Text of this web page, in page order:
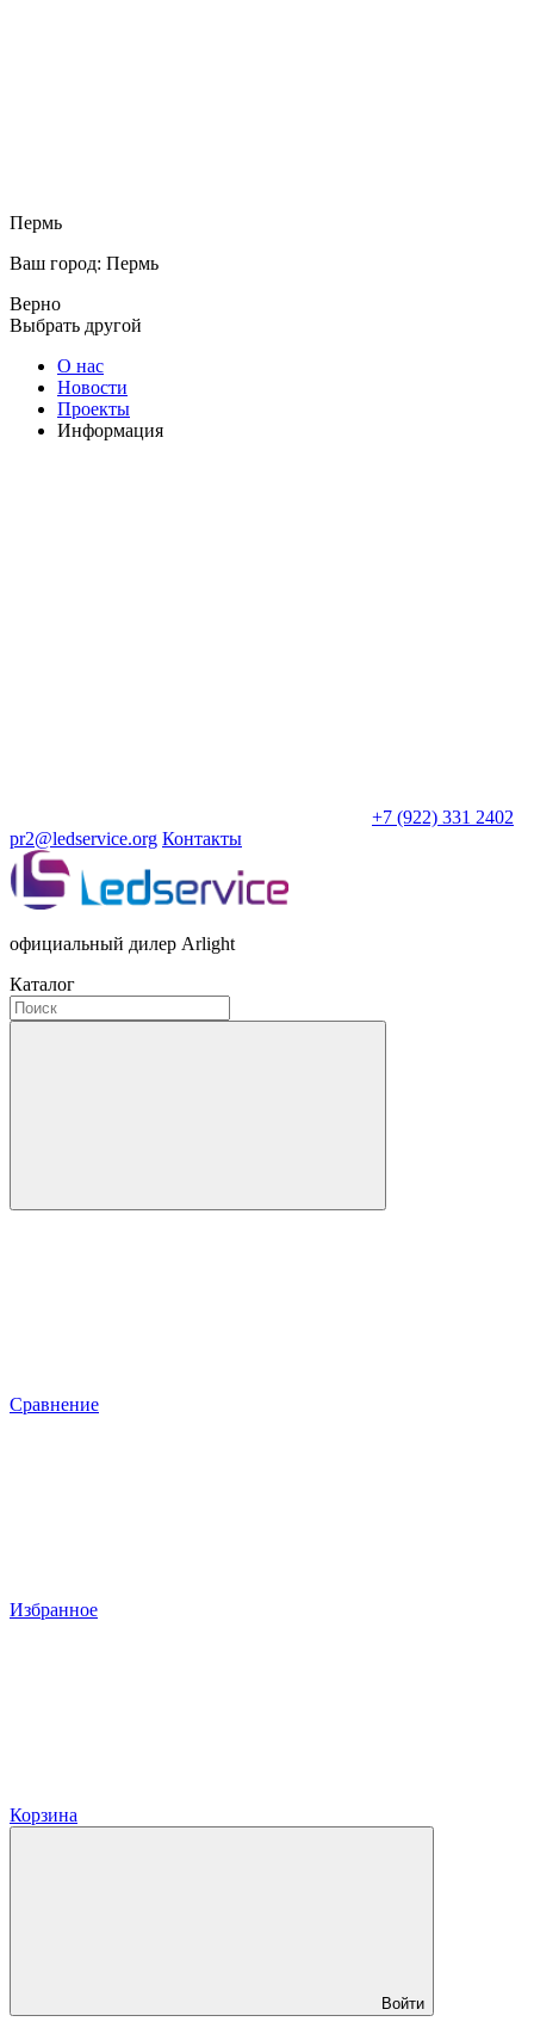
Пермь
Ваш город: Пермь
Верно
Выбрать другой
О нас
Новости
Проекты
Информация
+7 (922) 331 2402
pr2@ledservice.org Контакты
официальный дилер Arlight
Каталог
Сравнение
Избранное
Корзина
Войти